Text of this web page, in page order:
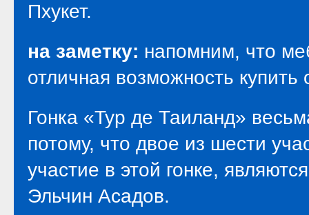
Пхукет.
на заметку: напомним, что
отличная возможность
Гонка «Тур де Таиланд»
потому, что двое из шести
участие в этой гонке,
Эльчин Асадов.